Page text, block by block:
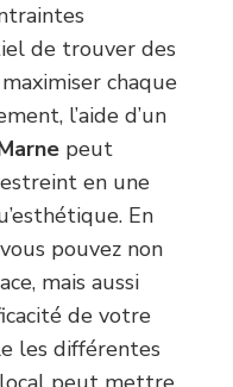
de trouver des
chaque
l’aide d’un
peut
en une
En
pouvez non
mais aussi
de votre
les différentes